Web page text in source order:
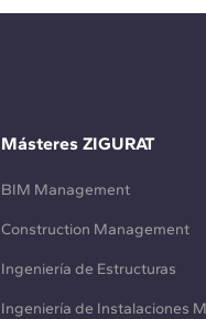
Másteres ZIGURAT
BIM Management
Construction Management
Ingeniería de Estructuras
Ingeniería de Instalaciones